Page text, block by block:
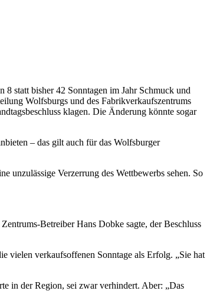
8 statt bisher 42 Sonntagen im Jahr Schmuck und
Wolfsburgs und des Fabrikverkaufszentrums
klagen. Die Änderung könnte sogar
– das gilt auch für das Wolfsburger
unzulässige Verzerrung des Wettbewerbs sehen. So
Betreiber Hans Dobke sagte, der Beschluss
vielen verkaufsoffenen Sonntage als Erfolg. „Sie hat
in der Region, sei zwar verhindert. Aber: „Das